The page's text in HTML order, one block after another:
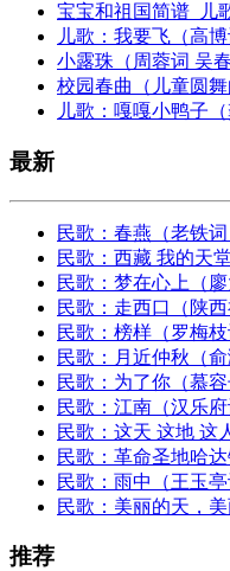
宝宝和祖国简谱_儿
儿歌：我要飞（高博
小露珠（周蓉词 吴春
校园春曲（儿童圆舞
儿歌：嘎嘎小鸭子
最新
民歌：春燕（老铁词
民歌：西藏 我的天
民歌：梦在心上（廖
民歌：走西口（陕
民歌：榜样（罗梅枝
民歌：月近仲秋（俞
民歌：为了你（慕容
民歌：江南（汉乐
民歌：这天 这地 这
民歌：革命圣地哈
民歌：雨中（王玉亭
民歌：美丽的天，
推荐